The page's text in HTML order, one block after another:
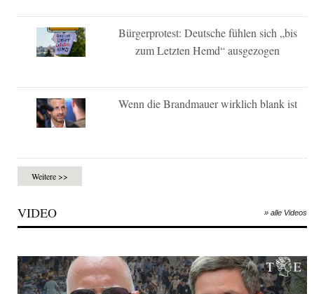
Bürgerprotest: Deutsche fühlen sich „bis
zum Letzten Hemd“ ausgezogen
Wenn die Brandmauer wirklich blank ist
Weitere >>
VIDEO » alle Videos